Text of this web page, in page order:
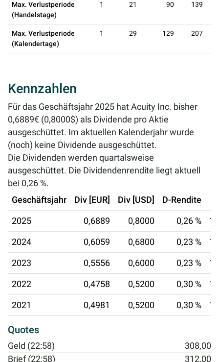
Max. Verlustperiode
(Handelstage)
1 21 90 139
Max. Verlustperiode
(Kalendertage)
1 29 129 207
Kennzahlen
Für das Geschäftsjahr 2025 hat Acuity Inc. bisher
0,6889€ (0,8000$) als Dividende pro Aktie
ausgeschüttet. Im aktuellen Kalenderjahr wurde
(noch) keine Dividende ausgeschüttet.
Die Dividenden werden quartalsweise
ausgeschüttet. Die Dividendenrendite liegt aktuell
bei 0,26 %.
Geschäftsjahr
Div [EUR] Div [USD] D-Rendite
2025 0,6889 0,8000 0,26 %
2024 0,6059 0,6800 0,23 %
2023 0,5556 0,6000 0,23 %
2022 0,4758 0,5200 0,30 %
2021 0,4981 0,5200 0,30 %
Quotes
Geld (22:58)
308,00
Brief (22:58)
312,00